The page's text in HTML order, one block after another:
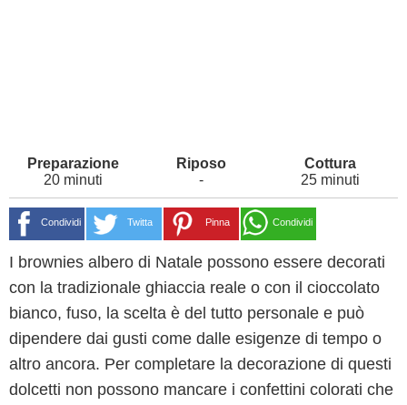
20 minuti - 25 minuti
Condividi Twitta Pinna Condividi
I brownies albero di Natale possono essere decorati
con la tradizionale ghiaccia reale o con il cioccolato
bianco, fuso, la scelta è del tutto personale e può
dipendere dai gusti come dalle esigenze di tempo o
altro ancora. Per completare la decorazione di questi
dolcetti non possono mancare i confettini colorati che